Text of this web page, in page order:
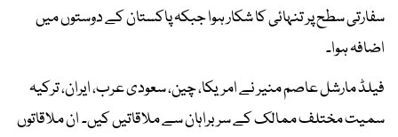
سفارتی سطح پر تنہائی کا شکار ہوا جبکہ پاکستان کے دوستوں میں
اضافہ ہوا۔
فیلڈ مارشل عاصم منیر نے امریکا، چین، سعودی عرب، ایران، ترکیہ
سمیت مختلف ممالک کے سربراہان سے ملاقاتیں کیں۔ ان ملاقاتوں